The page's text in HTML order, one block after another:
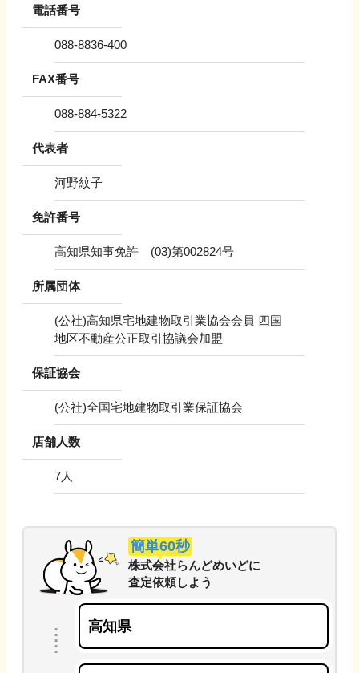
電話番号
088-8836-400
FAX番号
088-884-5322
代表者
河野紋子
免許番号
高知県知事免許 (03)第002824号
所属団体
(公社)高知県宅地建物取引業協会会員 四国
地区不動産公正取引協議会加盟
保証協会
(公社)全国宅地建物取引業保証協会
店舗人数
7人
簡単60秒
株式会社らんどめいどに
査定依頼しよう